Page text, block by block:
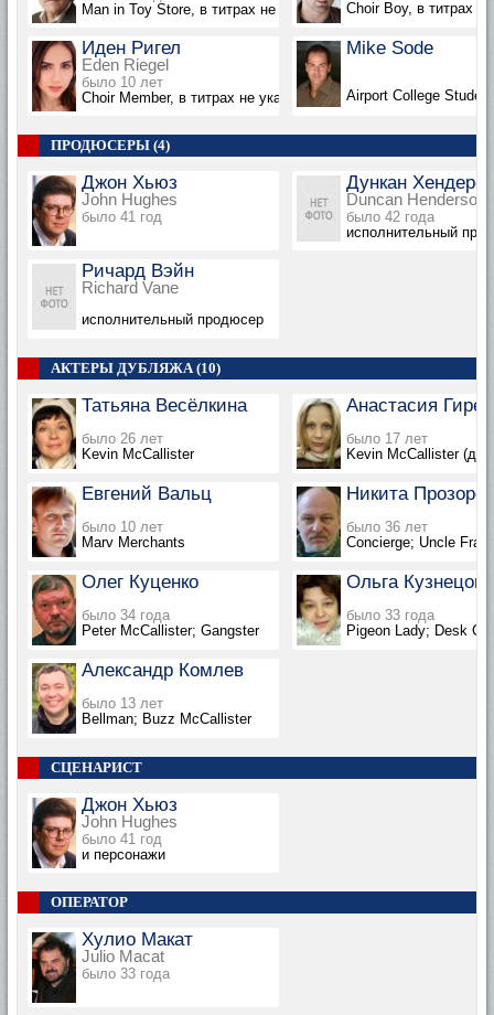
Man in Toy Store, в титрах не указан
Choir Boy, в титрах
Иден Ригел
Eden Riegel
было 10 лет
Choir Member, в титрах не указана
Mike Sode
Airport College
ПРОДЮСЕРЫ (4)
Джон Хьюз
John Hughes
было 41 год
Дункан
Duncan Henderson
было 42 года
исполнительный
Ричард Вэйн
Richard Vane
исполнительный продюсер
АКТЕРЫ ДУБЛЯЖА (10)
Татьяна Весёлкина
было 26 лет
Kevin McCallister
Анастасия
было 17 лет
Kevin McCallister
Евгений Вальц
было 10 лет
Marv Merchants
Никита
было 36 лет
Concierge; Uncle
Олег Куценко
было 34 года
Peter McCallister; Gangster
Ольга Кузнецова
было 33 года
Pigeon Lady; Desk
Александр Комлев
было 13 лет
Bellman; Buzz McCallister
СЦЕНАРИСТ
Джон Хьюз
John Hughes
было 41 год
и персонажи
ОПЕРАТОР
Хулио Макат
Julio Macat
было 33 года